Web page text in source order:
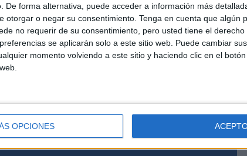
De forma alternativa, puede acceder a información más
otorgar o negar su consentimiento. Tenga en cuenta que algún
no requerir de su consentimiento, pero usted tiene el
se aplicarán solo a este sitio web. Puede cambiar
momento volviendo a este sitio y haciendo clic en el
OPCIONES
hoy a San Antonio: haber entendido que la
se cuida. Con trabajo constante, iniciativas nuevas y
deje de ser únicamente una cita del calendario para
y respaldada por los ceutíes.